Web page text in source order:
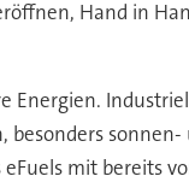
Hand in
Energien.
mit bereits